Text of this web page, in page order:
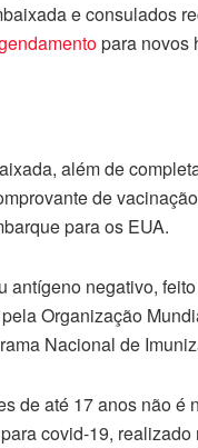
e consulados
para novos
além de
de
para os EUA.
antígeno negativo,
Organização
Nacional de
de até 17 anos não é
covid-19,